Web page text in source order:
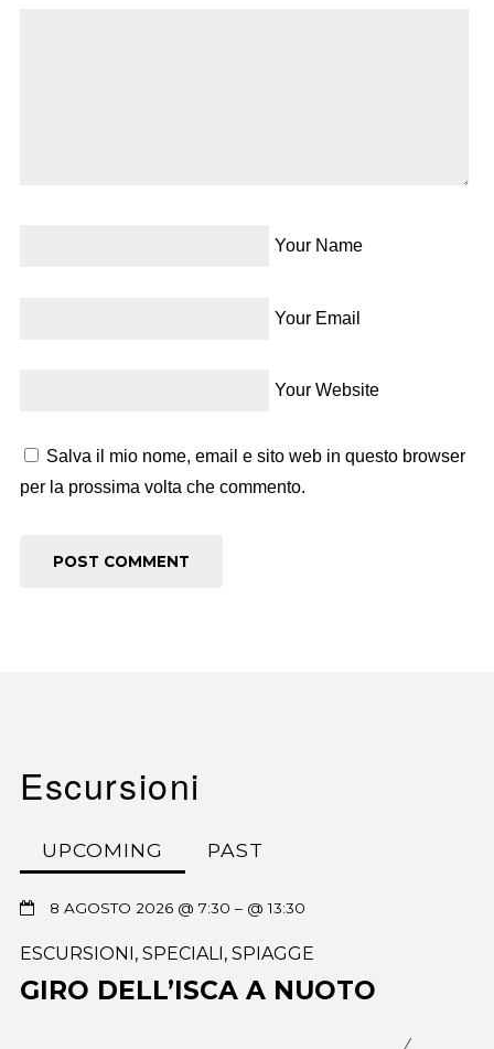
Your Name
Your Email
Your Website
Salva il mio nome, email e sito web in questo browser
per la prossima volta che commento.
Escursioni
UPCOMING PAST
8 AGOSTO 2026 @ 7:30 – @ 13:30
ESCURSIONI, SPECIALI, SPIAGGE
GIRO DELL’ISCA A NUOTO